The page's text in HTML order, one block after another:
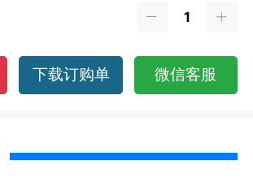
下载订购单 微信客服